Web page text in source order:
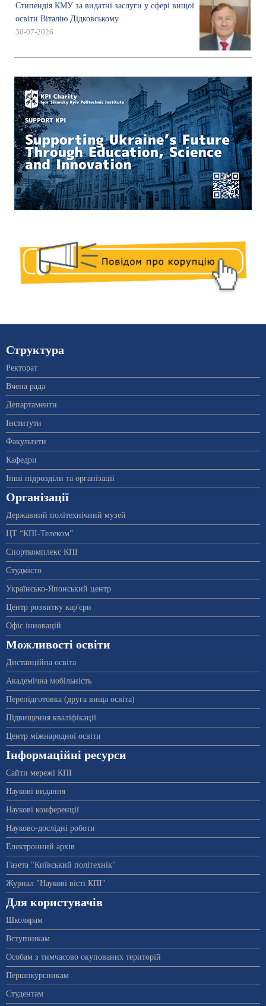
Стипендія КМУ за видатні заслуги у сфері вищої
освіти Віталію Дідковському
30-07-2026
Структура
Ректорат
Вчена рада
Департаменти
Інститути
Факультети
Кафедри
Інші підрозділи та організації
Організації
Державний політехнічний музей
ЦТ “КПІ-Телеком”
Спорткомплекс КПІ
Студмісто
Українсько-Японський центр
Центр розвитку кар'єри
Офіс інновацій
Можливості освіти
Дистанційна освіта
Академічна мобільність
Перепідготовка (друга вища освіта)
Підвищення кваліфікації
Центр міжнародної освіти
Інформаційні ресурси
Сайти мережі КПІ
Наукові видання
Наукові конференції
Науково-дослідні роботи
Електронний архів
Газета "Київський політехнік"
Журнал "Наукові вісті КПІ"
Для користувачів
Школярам
Вступникам
Особам з тимчасово окупованих територій
Першокурсникам
Студентам